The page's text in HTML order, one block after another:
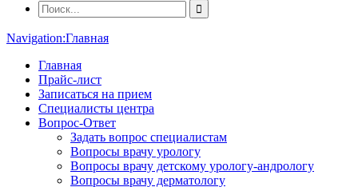
Navigation:Главная
Главная
Прайс-лист
Записаться на прием
Специалисты центра
Вопрос-Ответ
Задать вопрос специалистам
Вопросы врачу урологу
Вопросы врачу детскому урологу-андрологу
Вопросы врачу дерматологу